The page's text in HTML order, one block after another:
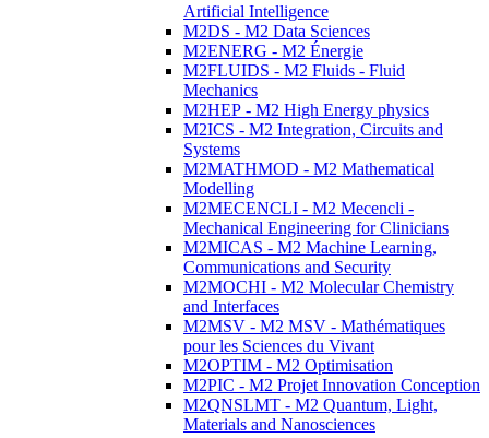
Artificial Intelligence
M2DS - M2 Data Sciences
M2ENERG - M2 Énergie
M2FLUIDS - M2 Fluids - Fluid
Mechanics
M2HEP - M2 High Energy physics
M2ICS - M2 Integration, Circuits and
Systems
M2MATHMOD - M2 Mathematical
Modelling
M2MECENCLI - M2 Mecencli -
Mechanical Engineering for Clinicians
M2MICAS - M2 Machine Learning,
Communications and Security
M2MOCHI - M2 Molecular Chemistry
and Interfaces
M2MSV - M2 MSV - Mathématiques
pour les Sciences du Vivant
M2OPTIM - M2 Optimisation
M2PIC - M2 Projet Innovation Conception
M2QNSLMT - M2 Quantum, Light,
Materials and Nanosciences